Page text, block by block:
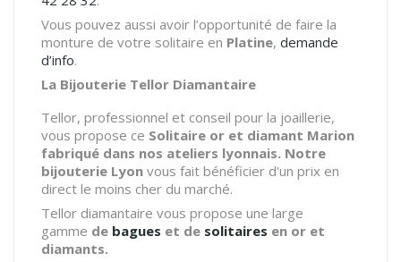
Vous pouvez aussi avoir l’opportunité de faire la
monture de votre solitaire en Platine, demande
d’info.
La Bijouterie Tellor Diamantaire
Tellor, professionnel et conseil pour la joaillerie,
vous propose ce Solitaire or et diamant Marion
fabriqué dans nos ateliers lyonnais. Notre
bijouterie Lyon vous fait bénéficier d'un prix en
direct le moins cher du marché.
Tellor diamantaire vous propose une large
gamme de bagues et de solitaires en or et
diamants.